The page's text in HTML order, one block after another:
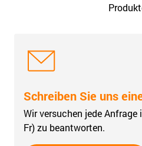
Schreiben Sie uns
Wir versuchen jede
Fr) zu beantworten.